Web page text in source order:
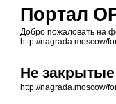
Портал
Добро пожаловать на
http://nagrada.moscow/
Не
http://nagrada.moscow/